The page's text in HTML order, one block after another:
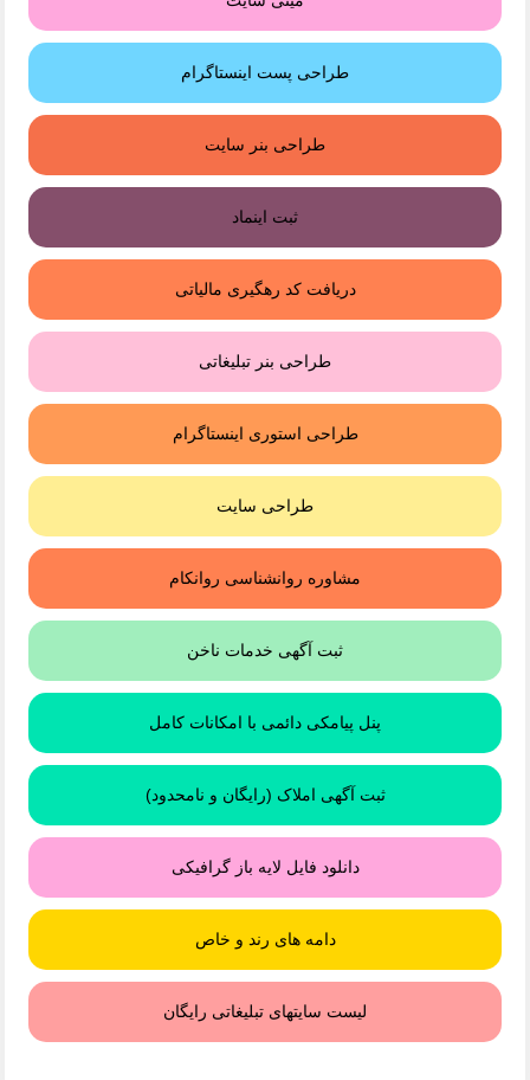
طراحی پست اینستاگرام
طراحی بنر سایت
ثبت اینماد
دریافت کد رهگیری مالیاتی
طراحی بنر تبلیغاتی
طراحی استوری اینستاگرام
طراحی سایت
مشاوره روانشناسی روانکام
ثبت آگهی خدمات ناخن
پنل پیامکی دائمی با امکانات کامل
ثبت آگهی املاک (رایگان و نامحدود)
دانلود فایل لایه باز گرافیکی
دامه های رند و خاص
لیست سایتهای تبلیغاتی رایگان